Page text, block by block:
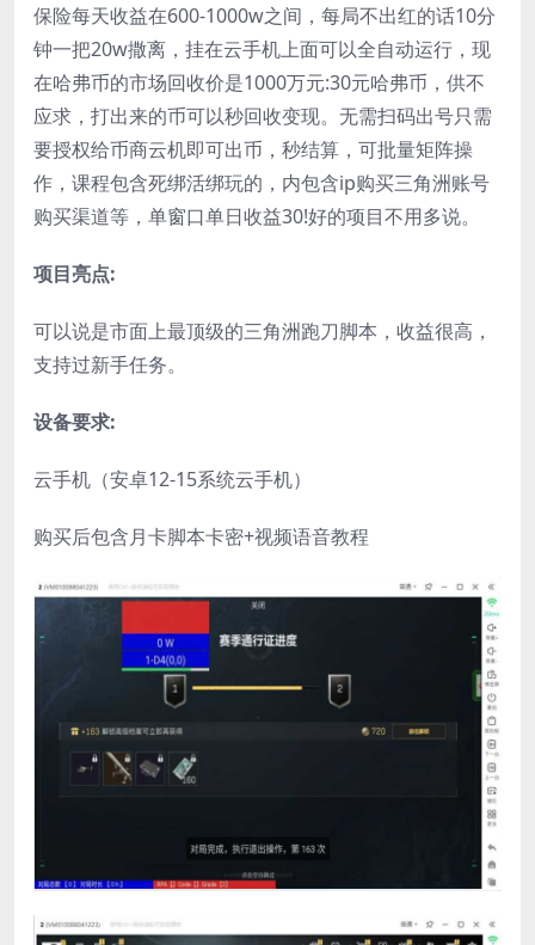
保险每天收益在600-1000w之间，每局不出红的话10分
钟一把20w撒离，挂在云手机上面可以全自动运行，现
在哈弗币的市场回收价是1000万元:30元哈弗币，供不
应求，打出来的币可以秒回收变现。无需扫码出号只需
要授权给币商云机即可出币，秒结算，可批量矩阵操
作，课程包含死绑活绑玩的，内包含ip购买三角洲账号
购买渠道等，单窗口单日收益30!好的项目不用多说。
项目亮点:
可以说是市面上最顶级的三角洲跑刀脚本，收益很高，
支持过新手任务。
设备要求:
云手机（安卓12-15系统云手机）
购买后包含月卡脚本卡密+视频语音教程